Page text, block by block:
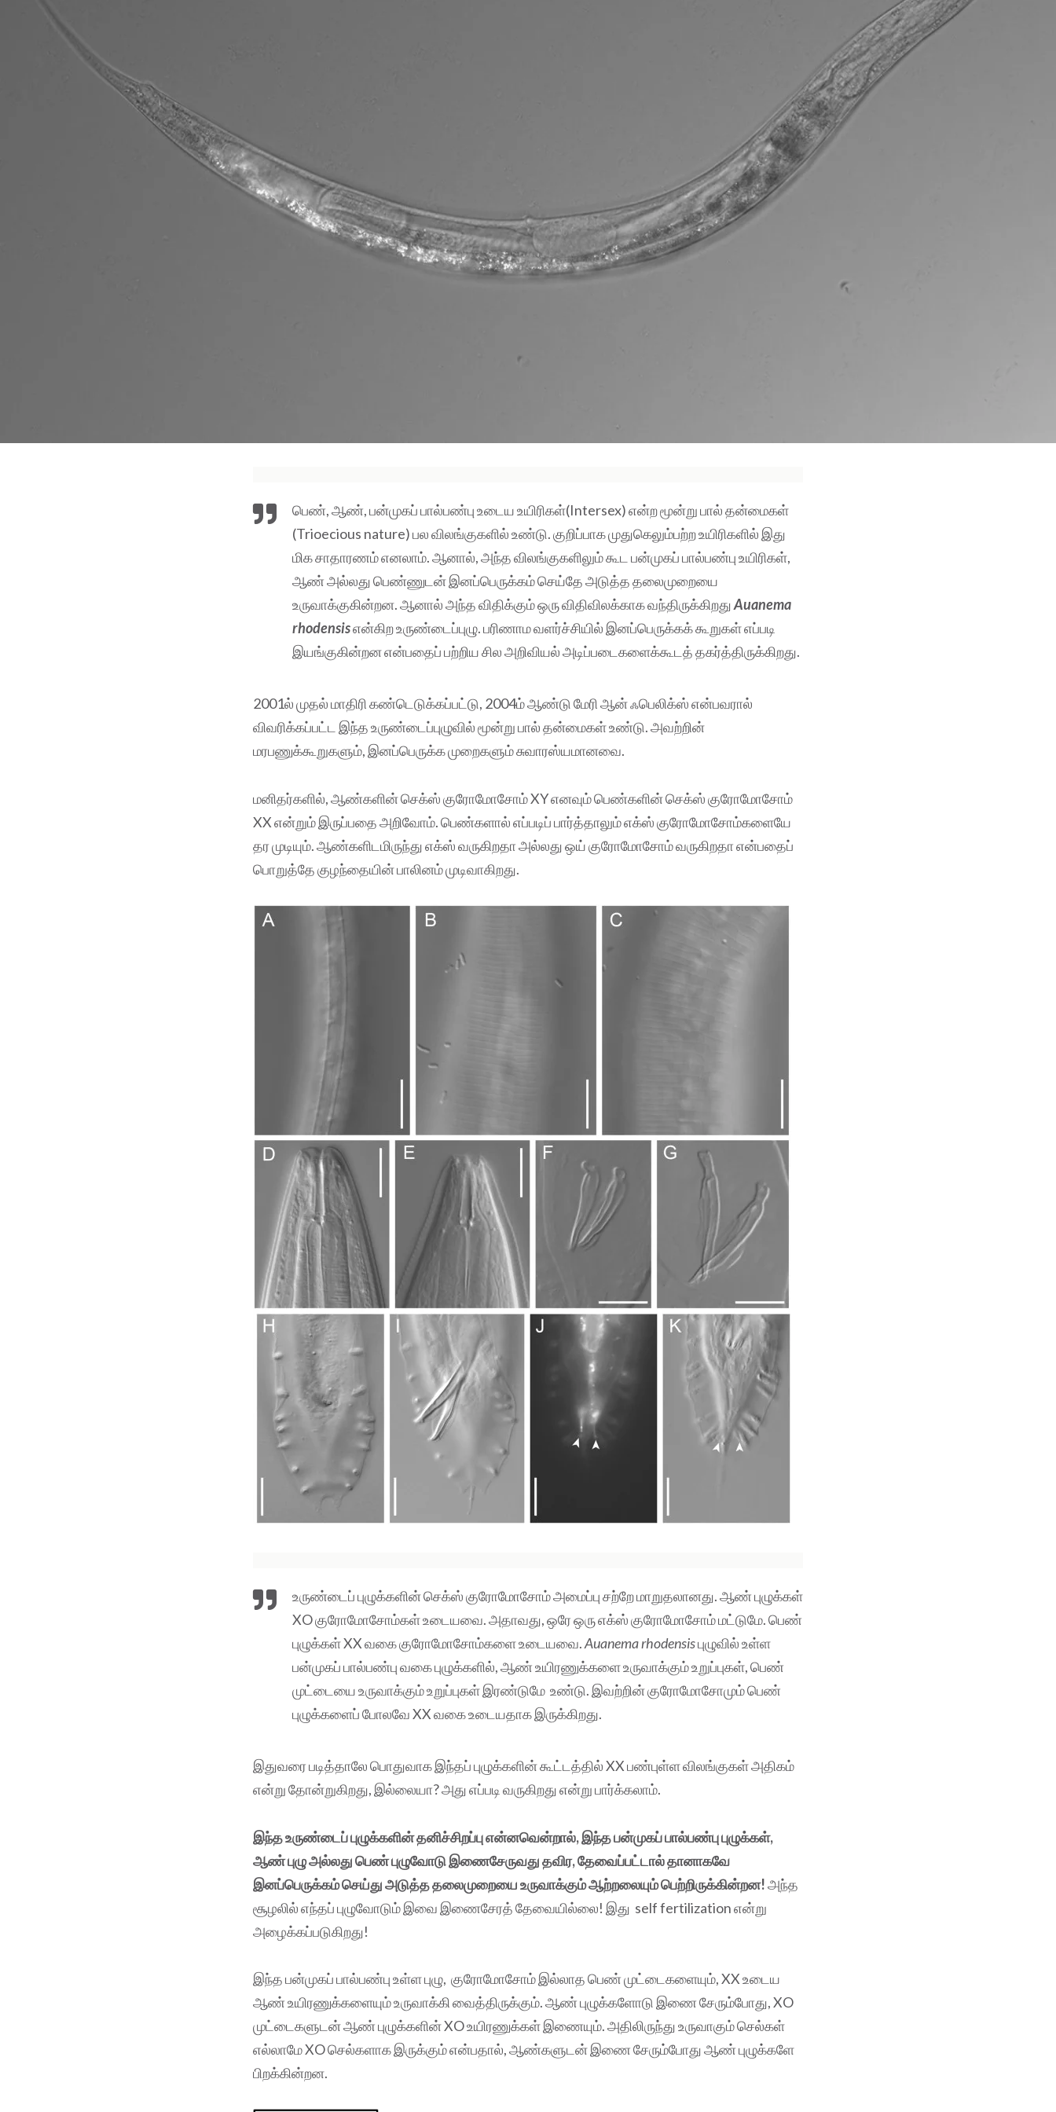
பெண், ஆண், பன்முகப் பால்பண்பு உடைய உயிரிகள்(Intersex) என்ற மூன்று பால் தன்மைகள்
(Trioecious nature) பல விலங்குகளில் உண்டு. குறிப்பாக முதுகெலும்பற்ற உயிரிகளில் இது
மிக சாதாரணம் எனலாம். ஆனால், அந்த விலங்குகளிலும் கூட பன்முகப் பால்பண்பு உயிரிகள்,
ஆண் அல்லது பெண்ணுடன் இனப்பெருக்கம் செய்தே அடுத்த தலைமுறையை
உருவாக்குகின்றன. ஆனால் அந்த விதிக்கும் ஒரு விதிவிலக்காக வந்திருக்கிறதுAuanema
rhodensisஎன்கிற உருண்டைப்புழு. பரிணாம வளர்ச்சியில் இனப்பெருக்கக் கூறுகள் எப்படி
இயங்குகின்றன என்பதைப் பற்றிய சில அறிவியல் அடிப்படைகளைக்கூடத் தகர்த்திருக்கிறது.
2001ல் முதல் மாதிரி கண்டெடுக்கப்பட்டு, 2004ம் ஆண்டு மேரி ஆன் ஃபெலிக்ஸ் என்பவரால்
விவரிக்கப்பட்ட இந்த உருண்டைப்புழுவில் மூன்று பால் தன்மைகள் உண்டு. அவற்றின்
மரபணுக்கூறுகளும், இனப்பெருக்க முறைகளும் சுவாரஸ்யமானவை.
மனிதர்களில், ஆண்களின் செக்ஸ் குரோமோசோம் XY எனவும் பெண்களின் செக்ஸ் குரோமோசோம்
XX என்றும் இருப்பதை அறிவோம். பெண்களால் எப்படிப் பார்த்தாலும் எக்ஸ் குரோமோசோம்களையே
தர முடியும். ஆண்களிடமிருந்து எக்ஸ் வருகிறதா அல்லது ஒய் குரோமோசோம் வருகிறதா என்பதைப்
பொறுத்தே குழந்தையின் பாலினம் முடிவாகிறது.
உருண்டைப் புழுக்களின் செக்ஸ் குரோமோசோம் அமைப்பு சற்றே மாறுதலானது. ஆண் புழுக்கள்
XO குரோமோசோம்கள் உடையவை. அதாவது, ஒரே ஒரு எக்ஸ் குரோமோசோம் மட்டுமே. பெண்
புழுக்கள் XX வகை குரோமோசோம்களை உடையவை.Auanema rhodensisபுழுவில் உள்ள
பன்முகப் பால்பண்பு வகை புழுக்களில், ஆண் உயிரணுக்களை உருவாக்கும் உறுப்புகள், பெண்
முட்டையை உருவாக்கும் உறுப்புகள் இரண்டுமே உண்டு. இவற்றின் குரோமோசோமும் பெண்
புழுக்களைப் போலவே XX வகை உடையதாக இருக்கிறது.
இதுவரை படித்தாலே பொதுவாக இந்தப் புழுக்களின் கூட்டத்தில் XX பண்புள்ள விலங்குகள் அதிகம்
என்று தோன்றுகிறது, இல்லையா? அது எப்படி வருகிறது என்று பார்க்கலாம்.
இந்த உருண்டைப் புழுக்களின் தனிச்சிறப்பு என்னவென்றால், இந்த பன்முகப் பால்பண்பு புழுக்கள்,
ஆண் புழு அல்லது பெண் புழுவோடு இணைசேருவது தவிர, தேவைப்பட்டால் தானாகவே
இனப்பெருக்கம் செய்து அடுத்த தலைமுறையை உருவாக்கும் ஆற்றலையும் பெற்றிருக்கின்றன!அந்த
சூழலில் எந்தப் புழுவோடும் இவை இணைசேரத் தேவையில்லை! இது self fertilization என்று
அழைக்கப்படுகிறது!
இந்த பன்முகப் பால்பண்பு உள்ள புழு, குரோமோசோம் இல்லாத பெண் முட்டைகளையும், XX உடைய
ஆண் உயிரணுக்களையும் உருவாக்கி வைத்திருக்கும். ஆண் புழுக்களோடு இணை சேரும்போது, XO
முட்டைகளுடன் ஆண் புழுக்களின் XO உயிரணுக்கள் இணையும். அதிலிருந்து உருவாகும் செல்கள்
எல்லாமே XO செல்களாக இருக்கும் என்பதால், ஆண்களுடன் இணை சேரும்போது ஆண் புழுக்களே
பிறக்கின்றன.